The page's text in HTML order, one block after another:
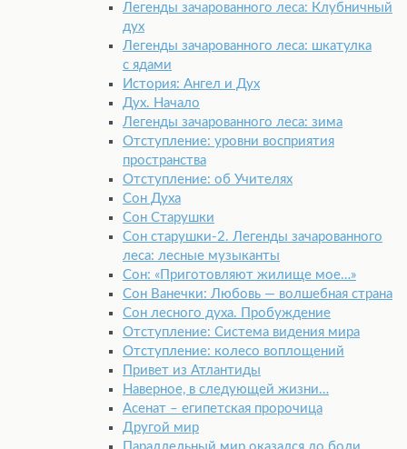
Легенды зачарованного леса: Клубничный
дух
Легенды зачарованного леса: шкатулка
с ядами
История: Ангел и Дух
Дух. Начало
Легенды зачарованного леса: зима
Отступление: уровни восприятия
пространства
Отступление: об Учителях
Сон Духа
Сон Старушки
Сон старушки-2. Легенды зачарованного
леса: лесные музыканты
Сон: «Приготовляют жилище мое…»
Сон Ванечки: Любовь — волшебная страна
Сон лесного духа. Пробуждение
Отступление: Система видения мира
Отступление: колесо воплощений
Привет из Атлантиды
Наверное, в следующей жизни…
Асенат – египетская пророчица
Другой мир